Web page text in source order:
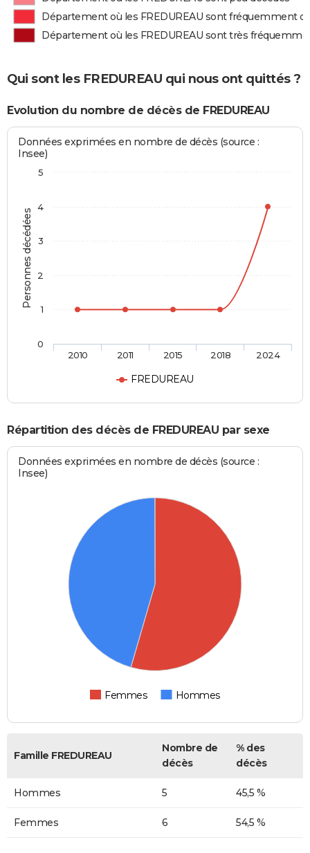
Département où les FREDUREAU sont fréquemment
Département où les FREDUREAU sont très
Qui sont les FREDUREAU qui nous ont quittés ?
Evolution du nombre de décès de FREDUREAU
Personnes décédées
Données exprimées en nombre de décès (source :
Insee)
FREDUREAU
2010 2011 2015 2018 2024
0
1
2
3
4
5
Répartition des décès de FREDUREAU par sexe
Données exprimées en nombre de décès (source :
Insee)
Femmes Hommes
Famille FREDUREAU
Nombre de
décès
% des
décès
Hommes 5 45,5 %
Femmes 6 54,5 %